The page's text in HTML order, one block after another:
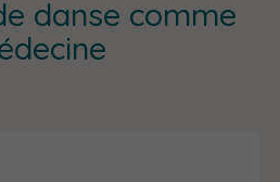
danse comme